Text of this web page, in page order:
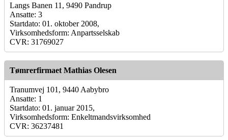
Langs Banen 11, 9490 Pandrup
Ansatte: 3
Startdato: 01. oktober 2008,
Virksomhedsform: Anpartsselskab
CVR: 31769027
Tømrerfirmaet Mathias Olesen
Tranumvej 101, 9440 Aabybro
Ansatte: 1
Startdato: 01. januar 2015,
Virksomhedsform: Enkeltmandsvirksomhed
CVR: 36237481